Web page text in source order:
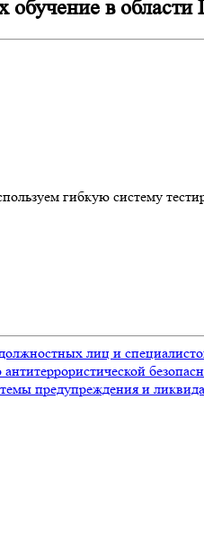
в
гибкую систему
лиц и
предупреждения и